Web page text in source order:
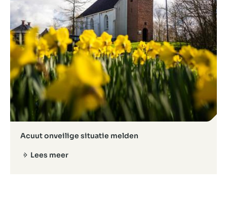
Acuut onveilige situatie melden
Lees meer